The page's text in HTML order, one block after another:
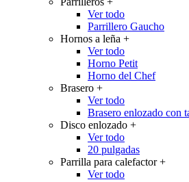
Ver todo
Parrillero Gaucho
Hornos a leña +
Ver todo
Horno Petit
Horno del Chef
Brasero +
Ver todo
Brasero enlozado con
Disco enlozado +
Ver todo
20 pulgadas
Parrilla para calefactor+
Ver todo